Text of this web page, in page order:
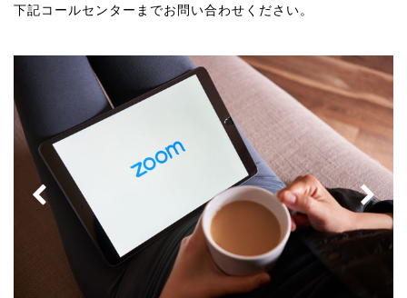
下記コールセンターまでお問い合わせください。
Previous Next